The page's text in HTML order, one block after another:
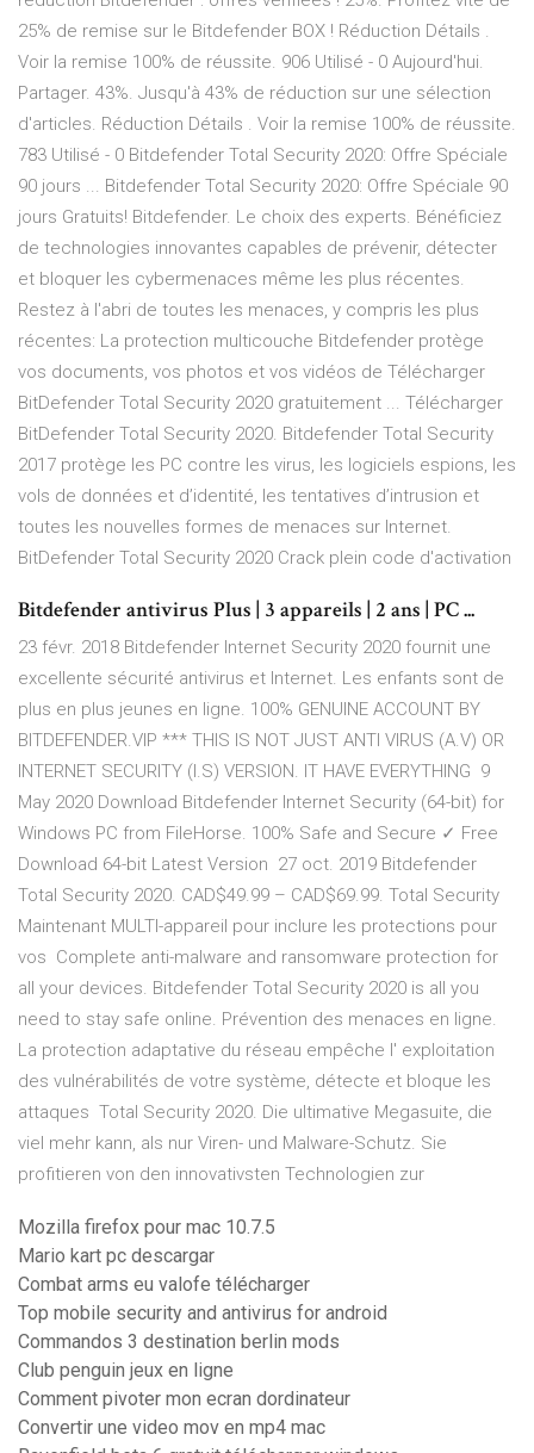
25% de remise sur le Bitdefender BOX ! Réduction Détails .
Voir la remise 100% de réussite. 906 Utilisé - 0 Aujourd'hui.
Partager. 43%. Jusqu'à 43% de réduction sur une sélection
d'articles. Réduction Détails . Voir la remise 100% de réussite.
783 Utilisé - 0 Bitdefender Total Security 2020: Offre Spéciale
90 jours ... Bitdefender Total Security 2020: Offre Spéciale 90
jours Gratuits! Bitdefender. Le choix des experts. Bénéficiez
de technologies innovantes capables de prévenir, détecter
et bloquer les cybermenaces même les plus récentes.
Restez à l'abri de toutes les menaces, y compris les plus
récentes: La protection multicouche Bitdefender protège
vos documents, vos photos et vos vidéos de Télécharger
BitDefender Total Security 2020 gratuitement ... Télécharger
BitDefender Total Security 2020. Bitdefender Total Security
2017 protège les PC contre les virus, les logiciels espions, les
vols de données et d’identité, les tentatives d’intrusion et
toutes les nouvelles formes de menaces sur Internet.
BitDefender Total Security 2020 Crack plein code d'activation
Bitdefender antivirus Plus | 3 appareils | 2 ans | PC ...
23 févr. 2018 Bitdefender Internet Security 2020 fournit une
excellente sécurité antivirus et Internet. Les enfants sont de
plus en plus jeunes en ligne. 100% GENUINE ACCOUNT BY
BITDEFENDER.VIP *** THIS IS NOT JUST ANTI VIRUS (A.V) OR
INTERNET SECURITY (I.S) VERSION. IT HAVE EVERYTHING 9
May 2020 Download Bitdefender Internet Security (64-bit) for
Windows PC from FileHorse. 100% Safe and Secure ✓ Free
Download 64-bit Latest Version 27 oct. 2019 Bitdefender
Total Security 2020. CAD$49.99 – CAD$69.99. Total Security
Maintenant MULTI-appareil pour inclure les protections pour
vos Complete anti-malware and ransomware protection for
all your devices. Bitdefender Total Security 2020 is all you
need to stay safe online. Prévention des menaces en ligne.
La protection adaptative du réseau empêche l' exploitation
des vulnérabilités de votre système, détecte et bloque les
attaques Total Security 2020. Die ultimative Megasuite, die
viel mehr kann, als nur Viren- und Malware-Schutz. Sie
profitieren von den innovativsten Technologien zur
Mozilla firefox pour mac 10.7.5
Mario kart pc descargar
Combat arms eu valofe télécharger
Top mobile security and antivirus for android
Commandos 3 destination berlin mods
Club penguin jeux en ligne
Comment pivoter mon ecran dordinateur
Convertir une video mov en mp4 mac